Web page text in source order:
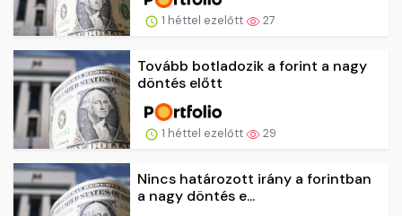
1 héttel ezelőtt 27
Tovább botladozik a forint a nagy
döntés előtt
1 héttel ezelőtt 29
Nincs határozott irány a forintban
a nagy döntés e...